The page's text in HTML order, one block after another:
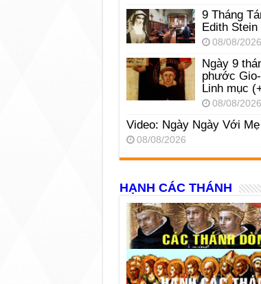
9 Tháng
Edith Stein
08/08/2026
Ngày 9
phước
Linh mục
08/08/2026
Video: Ngày Ngày Với
08/08/2026
HẠNH CÁC THÁNH